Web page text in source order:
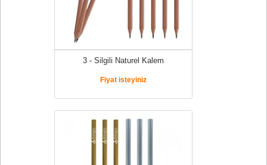
3 - Silgili Naturel Kalem
Fiyat isteyiniz